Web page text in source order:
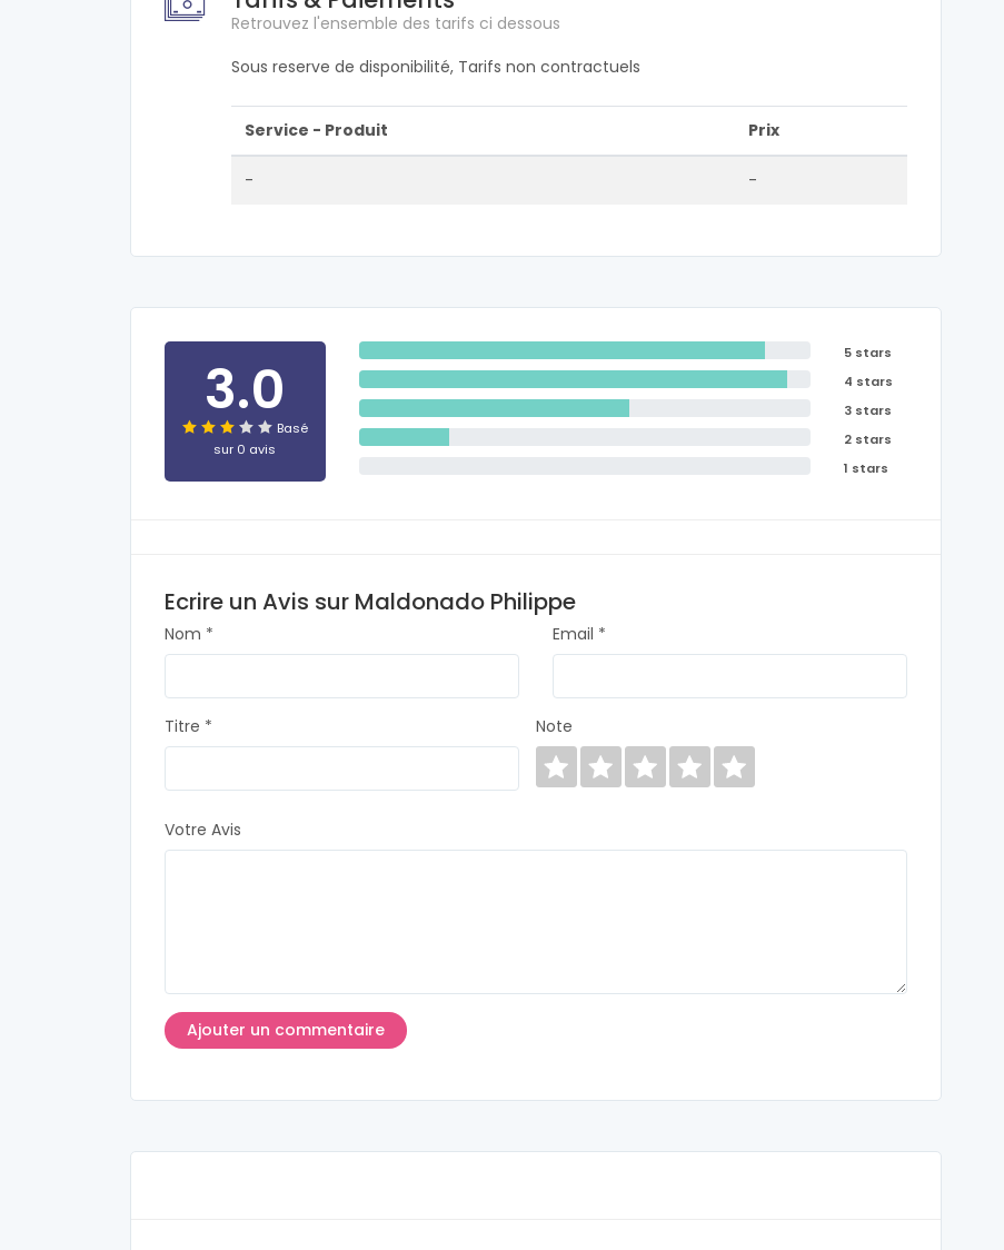
Retrouvez l'ensemble des tarifs ci dessous
Sous reserve de disponibilité, Tarifs non contractuels
Service - Produit Prix
- -
3.0
Basé
sur 0 avis
5 stars
4 stars
3 stars
2 stars
1 stars
Ecrire un Avis sur Maldonado Philippe
Nom * Email *
Titre * Note
Votre Avis